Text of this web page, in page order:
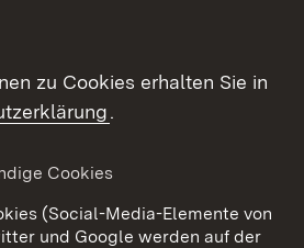
Datenschutz
Barrierefreiheit
Cookies
zu Cookies erhalten Sie in
.
Cookies
(Social-Media-Elemente von
und Google werden auf der